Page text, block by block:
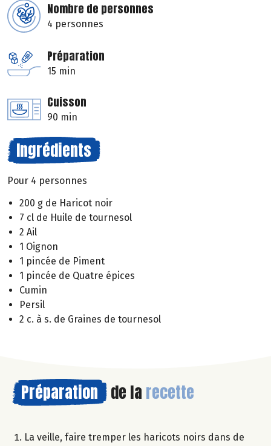
Nombre de personnes
4 personnes
Préparation
15 min
Cuisson
90 min
Ingrédients
Pour 4 personnes
200 g de Haricot noir
7 cl de Huile de tournesol
2 Ail
1 Oignon
1 pincée de Piment
1 pincée de Quatre épices
Cumin
Persil
2 c. à s. de Graines de tournesol
Préparation de la recette
La veille, faire tremper les haricots noirs dans de